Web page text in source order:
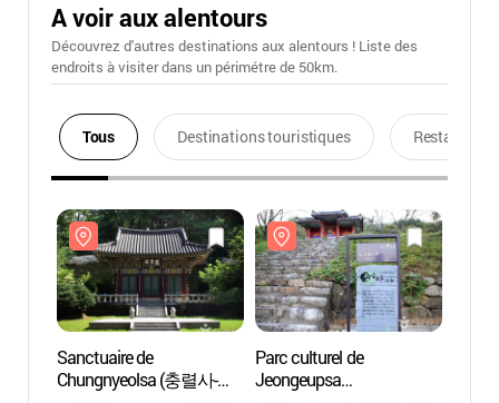
A voir aux alentours
Découvrez d'autres destinations aux alentours ! Liste des
endroits à visiter dans un périmétre de 50km.
Tous Destinations touristiques Restaurants
Sanctuaire de
Chungnyeolsa (충렬사-
Parc culturel de
Jeongeupsa